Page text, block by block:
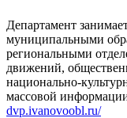
Департамент
муниципальными
региональными
движений,
национально-
массовой
dvp.ivanovoobl.ru/